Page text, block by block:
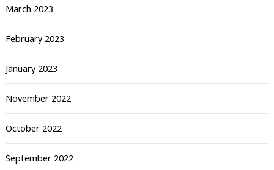
March 2023
February 2023
January 2023
November 2022
October 2022
September 2022